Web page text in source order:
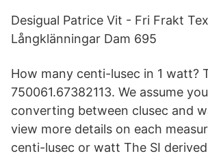
Desigual Patrice Vit - Fri Frakt
Långklänningar Dam 695
How many centi-lusec in 1 watt?
750061.67382113. We assume
converting between clusec and
view more details on each
centi-lusec or watt The SI